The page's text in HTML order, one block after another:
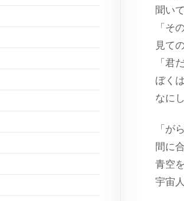
聞い
「そ
見て
「君
ぼく
なに
「が
間に
青空
宇宙